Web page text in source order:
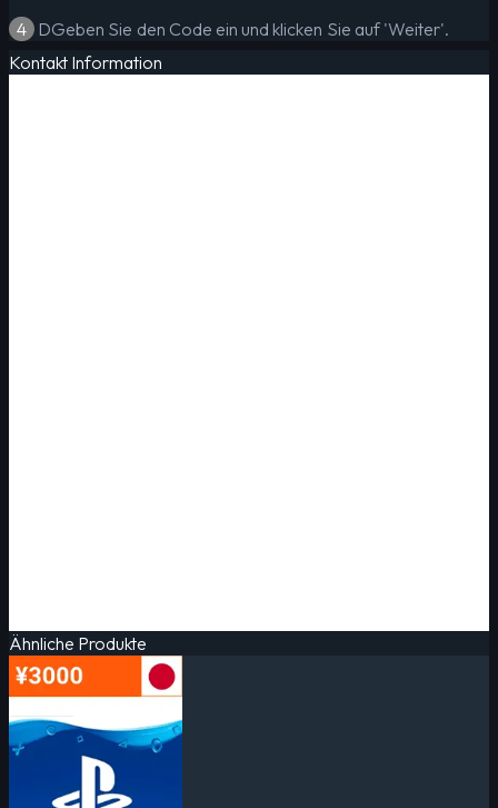
4 DGeben Sie den Code ein und klicken Sie auf 'Weiter'.
Kontakt Information
Ähnliche Produkte